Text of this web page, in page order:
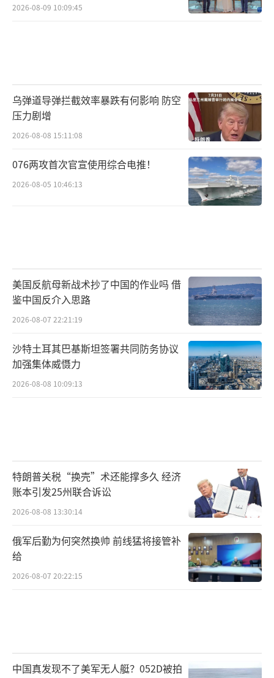
2026-08-09 10:09:45
乌弹道导弹拦截效率暴跌有何影响 防空
压力剧增
2026-08-08 15:11:08
076两攻首次官宣使用综合电推！
2026-08-05 10:46:13
美国反航母新战术抄了中国的作业吗 借
鉴中国反介入思路
2026-08-07 22:21:19
沙特土耳其巴基斯坦签署共同防务协议
加强集体威慑力
2026-08-08 10:09:13
特朗普关税“换壳”术还能撑多久 经济
账本引发25州联合诉讼
2026-08-08 13:30:14
俄军后勤为何突然换帅 前线猛将接管补
给
2026-08-07 20:22:15
中国真发现不了美军无人艇？052D被拍